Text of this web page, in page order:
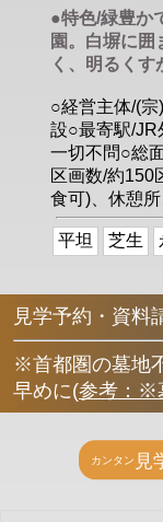
●特色/緑豊か
園。白塀に囲
く、明るくす
○経営主体/(
設○最寄駅/JR
一切不問○総
区画数/約150
食可)、休憩
平坦 芝生
見学予約・資料
※首都圏の墓地
早めに(参考：※